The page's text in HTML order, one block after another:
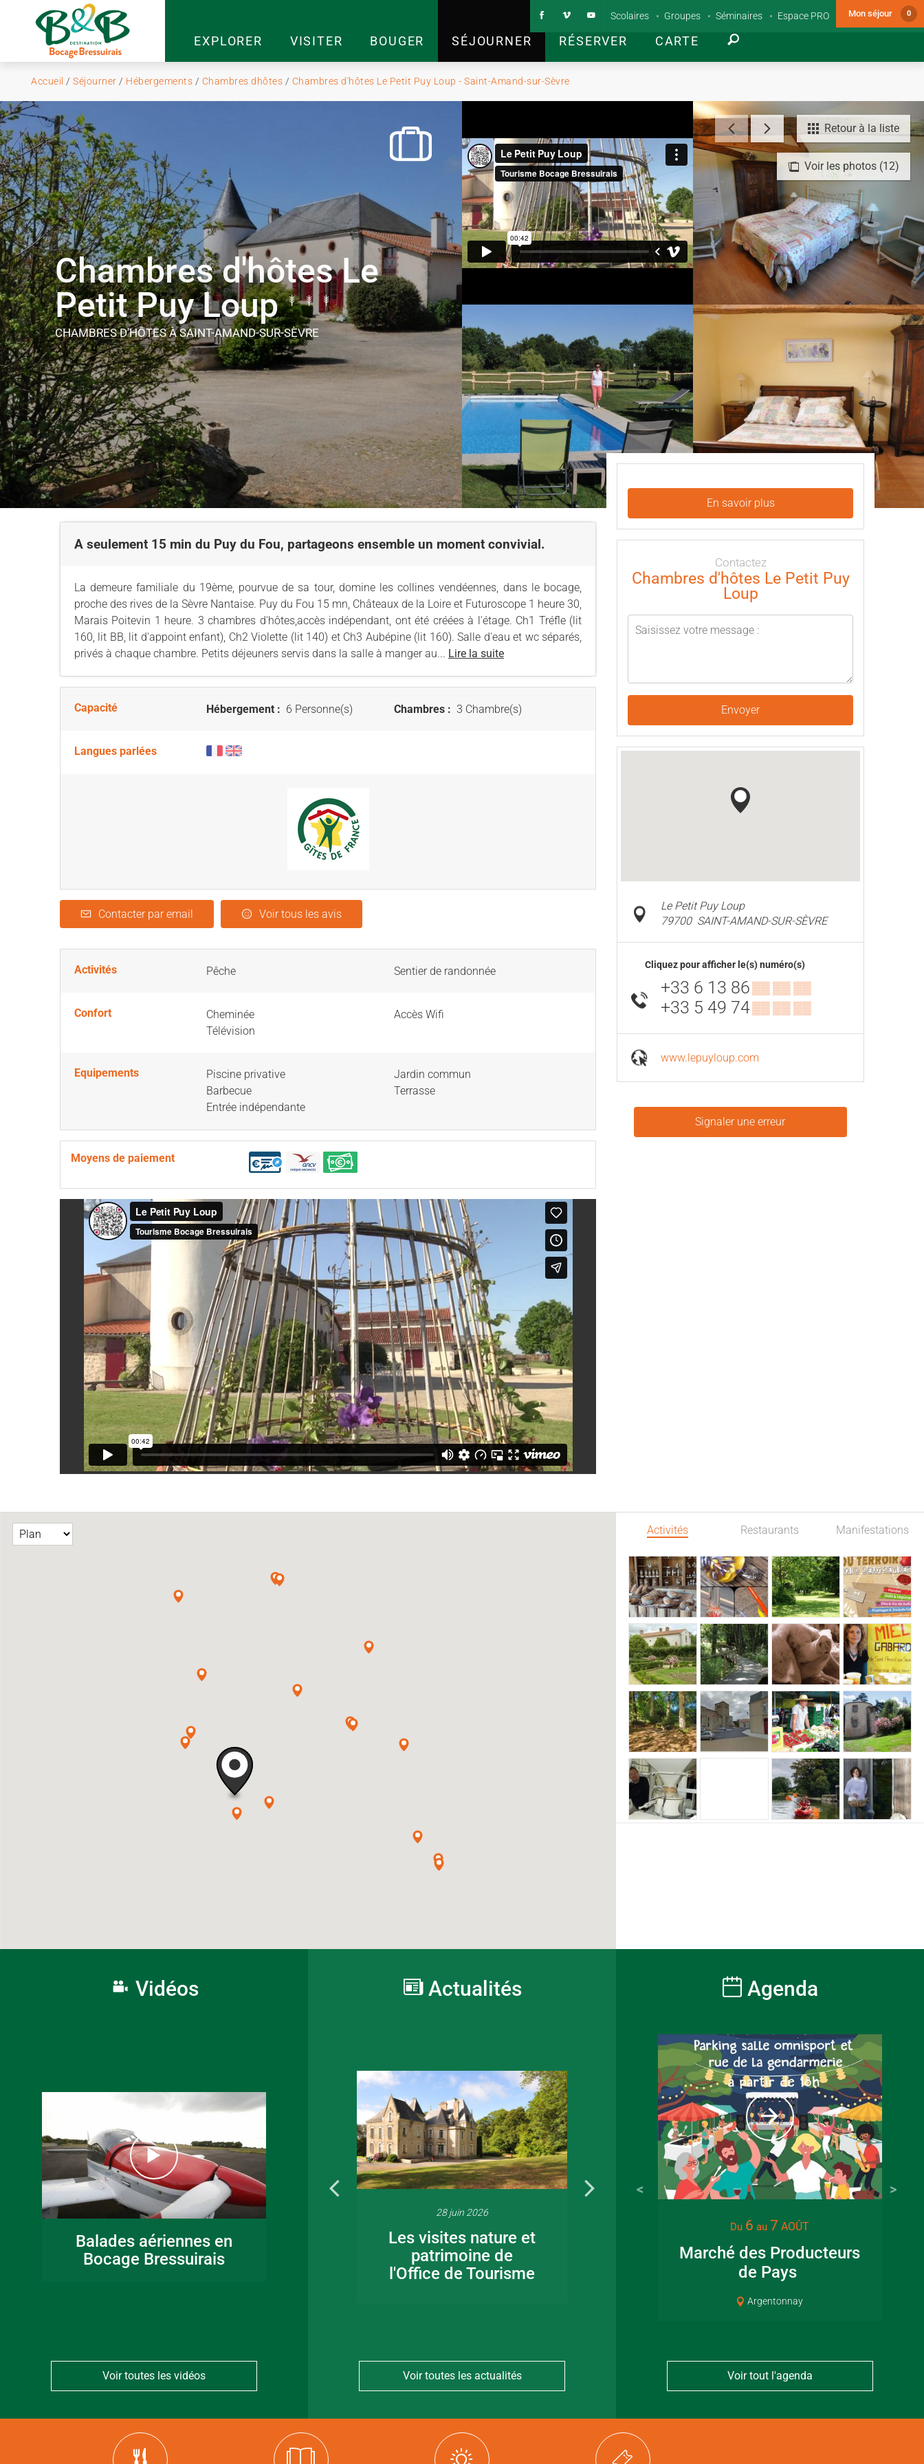
EXPLORER VISITER BOUGER SÉJOURNER RÉSERVER CARTE
Scolaires Groupes Séminaires Espace PRO Mon séjour 0
Accueil / Séjourner / Hébergements / Chambres dhôtes / Chambres d'hôtes Le Petit Puy Loup - Saint-Amand-sur-Sèvre
Voir les photos (12)
Retour à la liste
Chambres d'hôtes Le
Petit Puy Loup
CHAMBRES D'HÔTESÀ SAINT-AMAND-SUR-SÈVRE
A seulement 15 min du Puy du Fou, partageons ensemble un moment convivial.
La demeure familiale du 19ème, pourvue de sa tour, domine les collines vendéennes, dans le bocage,
proche des rives de la Sèvre Nantaise. Puy du Fou 15 mn, Châteaux de la Loire et Futuroscope 1 heure 30,
Marais Poitevin 1 heure. 3 chambres d'hôtes,accès indépendant, ont été créées à l'étage. Ch1 Tréfle (lit
160, lit BB, lit d'appoint enfant), Ch2 Violette (lit 140) et Ch3 Aubépine (lit 160). Salle d'eau et wc séparés,
privés à chaque chambre. Petits déjeuners servis dans la salle à manger au... Lire la suite
Capacité Hébergement : 6 Personne(s) Chambres : 3 Chambre(s)
Langues parlées
Contacter par email Voir tous les avis
Activités Pêche Sentier de randonnée
Confort
Cheminée
Télévision
Accès Wifi
Equipements
Piscine privative
Barbecue
Entrée indépendante
Jardin commun
Terrasse
Moyens de paiement
En savoir plus
Contactez
Chambres d'hôtes Le Petit Puy
Loup
Envoyer
Le Petit Puy Loup
79700 SAINT-AMAND-SUR-SÈVRE
Cliquez pour afficher le(s) numéro(s)
+33 6 13 86▒▒ ▒▒ ▒▒
+33 5 49 74▒▒ ▒▒ ▒▒
www.lepuyloup.com
Signaler une erreur
Activités Restaurants Manifestations
Vidéos
Balades aériennes en
Bocage Bressuirais
Voir toutes les vidéos
Actualités
16 juin 2026
Fête de la musique
en Bocage
28 juin 2026
Les visites nature et
patrimoine de
l'Office de Tourisme
canoë en Bocage
Voir toutes les actualités
Agenda
Du 6 au 7 AOÛT
Marché des Producteurs
de Pays
Argentonnay
Voir tout l'agenda